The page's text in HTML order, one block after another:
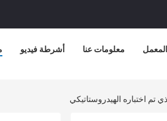
أشرطة فيديو معلومات عنا